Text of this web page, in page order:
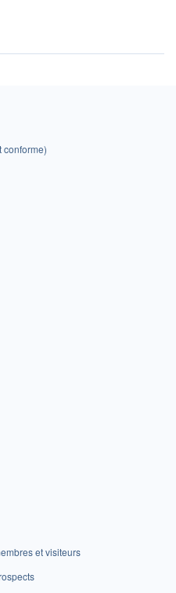
conforme)
et visiteurs